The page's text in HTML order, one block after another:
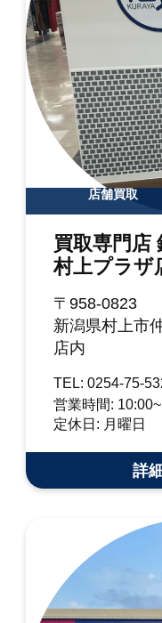
店舗買取
買取専門店
村上プラザ
〒958-0823
新潟県村上市
店内
TEL: 0254-75-
営業時間:
定休日: 月曜日
詳